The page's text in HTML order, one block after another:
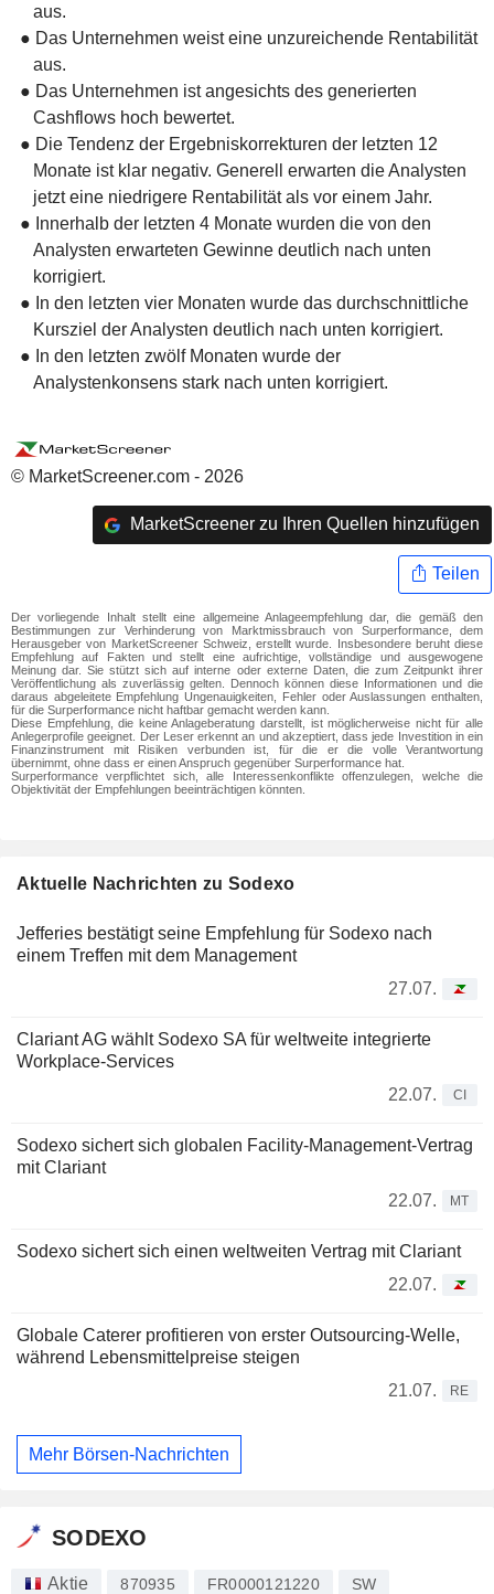
aus.
● Das Unternehmen weist eine unzureichende Rentabilität
aus.
● Das Unternehmen ist angesichts des generierten
Cashflows hoch bewertet.
● Die Tendenz der Ergebniskorrekturen der letzten 12
Monate ist klar negativ. Generell erwarten die Analysten
jetzt eine niedrigere Rentabilität als vor einem Jahr.
● Innerhalb der letzten 4 Monate wurden die von den
Analysten erwarteten Gewinne deutlich nach unten
korrigiert.
● In den letzten vier Monaten wurde das durchschnittliche
Kursziel der Analysten deutlich nach unten korrigiert.
● In den letzten zwölf Monaten wurde der
Analystenkonsens stark nach unten korrigiert.
© MarketScreener.com - 2026
MarketScreener zu Ihren Quellen hinzufügen
Teilen
Der vorliegende Inhalt stellt eine allgemeine Anlageempfehlung dar, die gemäß den
Bestimmungen zur Verhinderung von Marktmissbrauch von Surperformance, dem
Herausgeber von MarketScreener Schweiz, erstellt wurde. Insbesondere beruht diese
Empfehlung auf Fakten und stellt eine aufrichtige, vollständige und ausgewogene
Meinung dar. Sie stützt sich auf interne oder externe Daten, die zum Zeitpunkt ihrer
Veröffentlichung als zuverlässig gelten. Dennoch können diese Informationen und die
daraus abgeleitete Empfehlung Ungenauigkeiten, Fehler oder Auslassungen enthalten,
für die Surperformance nicht haftbar gemacht werden kann.
Diese Empfehlung, die keine Anlageberatung darstellt, ist möglicherweise nicht für alle
Anlegerprofile geeignet. Der Leser erkennt an und akzeptiert, dass jede Investition in ein
Finanzinstrument mit Risiken verbunden ist, für die er die volle Verantwortung
übernimmt, ohne dass er einen Anspruch gegenüber Surperformance hat.
Surperformance verpflichtet sich, alle Interessenkonflikte offenzulegen, welche die
Objektivität der Empfehlungen beeinträchtigen könnten.
Aktuelle Nachrichten zu Sodexo
Jefferies bestätigt seine Empfehlung für Sodexo nach
einem Treffen mit dem Management
27.07.
Clariant AG wählt Sodexo SA für weltweite integrierte
Workplace-Services
22.07.
CI
Sodexo sichert sich globalen Facility-Management-Vertrag
mit Clariant
22.07.
MT
Sodexo sichert sich einen weltweiten Vertrag mit Clariant
22.07.
Globale Caterer profitieren von erster Outsourcing-Welle,
während Lebensmittelpreise steigen
21.07.
RE
Mehr Börsen-Nachrichten
SODEXO
Aktie 870935 FR0000121220 SW